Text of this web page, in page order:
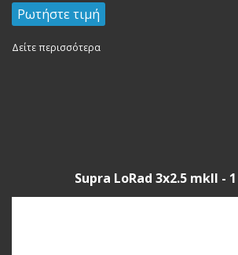
Ρωτήστε τιμή
Δείτε περισσότερα
Supra LoRad 3x2.5 mkII -